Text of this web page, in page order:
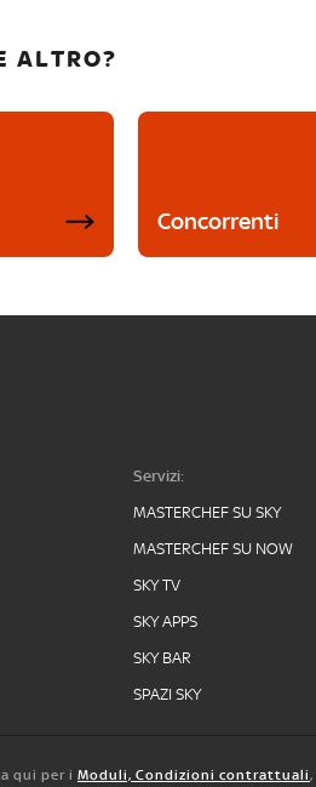
ALTRO?
Concorrenti
Servizi:
MASTERCHEF SU SKY
MASTERCHEF SU NOW
SKY TV
SKY APPS
SKY BAR
SPAZI SKY
qui per i Moduli, Condizioni contrattuali,